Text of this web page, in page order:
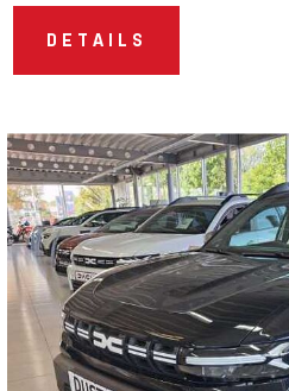
DETAILS